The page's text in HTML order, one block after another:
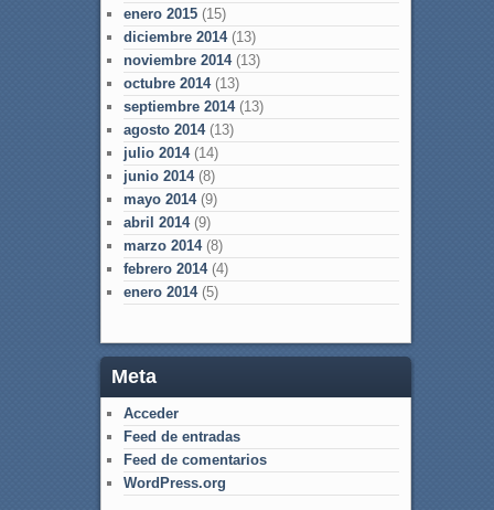
enero 2015(15)
diciembre 2014(13)
noviembre 2014(13)
octubre 2014(13)
septiembre 2014(13)
agosto 2014(13)
julio 2014(14)
junio 2014(8)
mayo 2014(9)
abril 2014(9)
marzo 2014(8)
febrero 2014(4)
enero 2014(5)
Meta
Acceder
Feed de entradas
Feed de comentarios
WordPress.org